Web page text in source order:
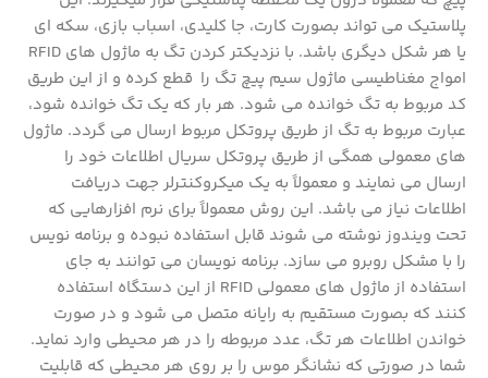
پلاستیک می تواند بصورت کارت، جا کلیدی، اسباب بازی، سکه ای
یا هر شکل دیگری باشد. با نزدیکتر کردن تگ به ماژول های RFID
امواج مغناطیسی ماژول سیم پیچ تگ را قطع کرده و از این طریق
کد مربوط به تگ خوانده می شود. هر بار که یک تگ خوانده شود،
عبارت مربوط به تگ از طریق پروتکل مربوط ارسال می گردد. ماژول
های معمولی همگی از طریق پروتکل سریال اطلاعات خود را
ارسال می نمایند و معمولاً به یک میکروکنترلر جهت دریافت
اطلاعات نیاز می باشد. این روش معمولاً برای نرم افزارهایی که
تحت ویندوز نوشته می شوند قابل استفاده نبوده و برنامه نویس
را با مشکل روبرو می سازد. برنامه نویسان می توانند به جای
استفاده از ماژول های معمولی RFID از این دستگاه استفاده
کنند که بصورت مستقیم به رایانه متصل می شود و در صورت
خواندن اطلاعات هر تگ، عدد مربوطه را در هر محیطی وارد نماید.
شما در صورتی که نشانگر موس را بر روی هر محیطی که قابلیت